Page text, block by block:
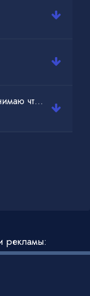
Зачем ей все шелка не понимаю что с тобой не так
рекламы: